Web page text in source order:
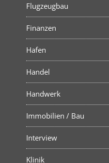
Flugzeugbau
Finanzen
Hafen
Handel
Handwerk
Immobilien / Bau
Interview
Klinik